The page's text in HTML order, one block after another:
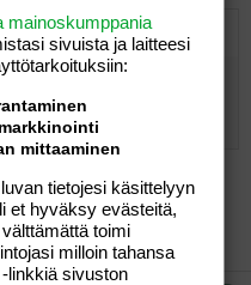
:
eikä tää ole
perehtyä hieman
akustisesti.
ees halua perehtyä
levy-yhtiö kun
kyllä johkin
mainoskumppania
sivuista ja laitteesi
mittaaminen
tietojesi käsittelyyn
et hyväksy evästeitä,
toimi
milloin tahansa
-linkkiä sivuston